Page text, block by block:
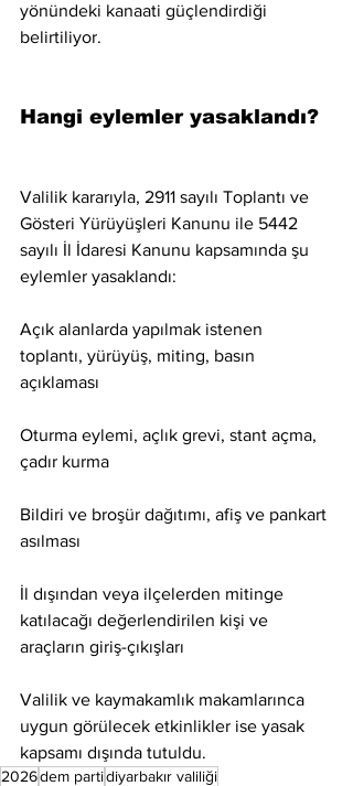
yönündeki kanaati güçlendirdiği
belirtiliyor.
Hangi eylemler yasaklandı?
Valilik kararıyla, 2911 sayılı Toplantı ve
Gösteri Yürüyüşleri Kanunu ile 5442
sayılı İl İdaresi Kanunu kapsamında şu
eylemler yasaklandı:
Açık alanlarda yapılmak istenen
toplantı, yürüyüş, miting, basın
açıklaması
Oturma eylemi, açlık grevi, stant açma,
çadır kurma
Bildiri ve broşür dağıtımı, afiş ve pankart
asılması
İl dışından veya ilçelerden mitinge
katılacağı değerlendirilen kişi ve
araçların giriş-çıkışları
Valilik ve kaymakamlık makamlarınca
uygun görülecek etkinlikler ise yasak
kapsamı dışında tutuldu.
2026dem partidiyarbakır valiliği